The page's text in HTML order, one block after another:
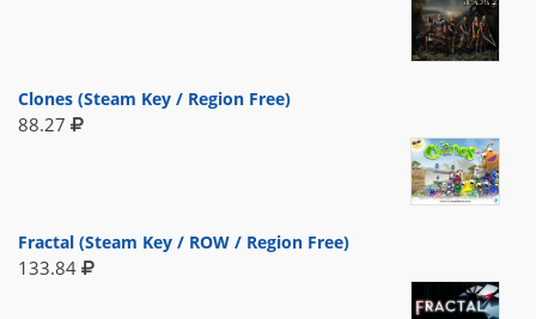
Clones (Steam Key / Region Free)
88.27
Fractal (Steam Key / ROW / Region Free)
133.84